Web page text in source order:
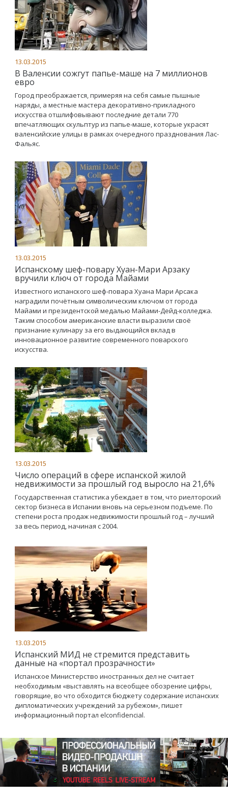
13.03.2015
В Валенсии сожгут папье-маше на 7 миллионов
евро
Город преображается, примеряя на себя самые пышные
наряды, а местные мастера декоративно-прикладного
искусства отшлифовывают последние детали 770
впечатляющих скульптур из папье-маше, которые украсят
валенсийские улицы в рамках очередного празднования Лас-
Фальяс.
13.03.2015
Испанскому шеф-повару Хуан-Мари Арзаку
вручили ключ от города Майами
Известного испанского шеф-повара Хуана Мари Арсака
наградили почётным символическим ключом от города
Майами и президентской медалью Майами-Дейд-колледжа.
Таким способом американские власти выразили своё
признание кулинару за его выдающийся вклад в
инновационное развитие современного поварского
искусства.
13.03.2015
Число операций в сфере испанской жилой
недвижимости за прошлый год выросло на 21,6%
Государственная статистика убеждает в том, что риелторский
сектор бизнеса в Испании вновь на серьезном подъеме. По
степени роста продаж недвижимости прошлый год – лучший
за весь период, начиная с 2004.
13.03.2015
Испанский МИД не стремится представить
данные на «портал прозрачности»
Испанское Министерство иностранных дел не считает
необходимым «выставлять на всеобщее обозрение цифры,
говорящие, во что обходится бюджету содержание испанских
дипломатических учреждений за рубежом», пишет
информационный портал elconfidencial.